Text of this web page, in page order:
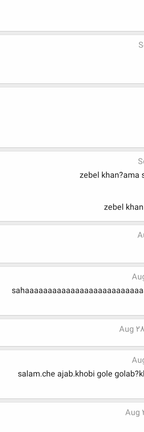
zebel khan?ama
zebel
Aug
salam.che ajab.khobi gole
Aug